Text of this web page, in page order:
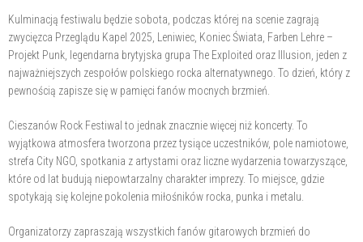
Kulminacją festiwalu będzie sobota, podczas której na scenie zagrają
zwycięzca Przeglądu Kapel 2025, Leniwiec, Koniec Świata, Farben Lehre –
Projekt Punk, legendarna brytyjska grupa The Exploited oraz Illusion, jeden z
najważniejszych zespołów polskiego rocka alternatywnego. To dzień, który z
pewnością zapisze się w pamięci fanów mocnych brzmień.
Cieszanów Rock Festiwal to jednak znacznie więcej niż koncerty. To
wyjątkowa atmosfera tworzona przez tysiące uczestników, pole namiotowe,
strefa City NGO, spotkania z artystami oraz liczne wydarzenia towarzyszące,
które od lat budują niepowtarzalny charakter imprezy. To miejsce, gdzie
spotykają się kolejne pokolenia miłośników rocka, punka i metalu.
Organizatorzy zapraszają wszystkich fanów gitarowych brzmień do